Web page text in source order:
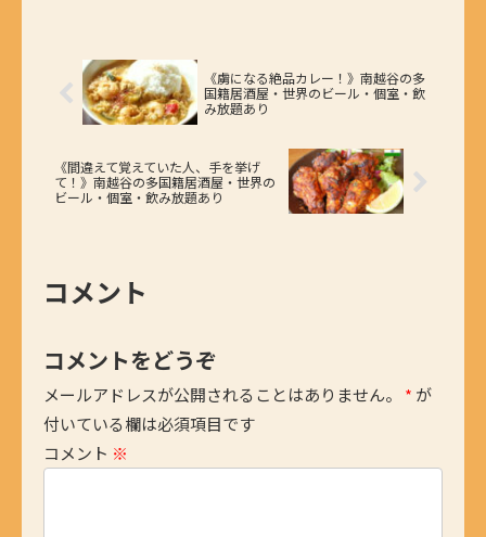
《虜になる絶品カレー！》南越谷の多
国籍居酒屋・世界のビール・個室・飲
み放題あり
《間違えて覚えていた人、手を挙げ
て！》南越谷の多国籍居酒屋・世界の
ビール・個室・飲み放題あり
コメント
コメントをどうぞ
メールアドレスが公開されることはありません。 * が
付いている欄は必須項目です
コメント ※